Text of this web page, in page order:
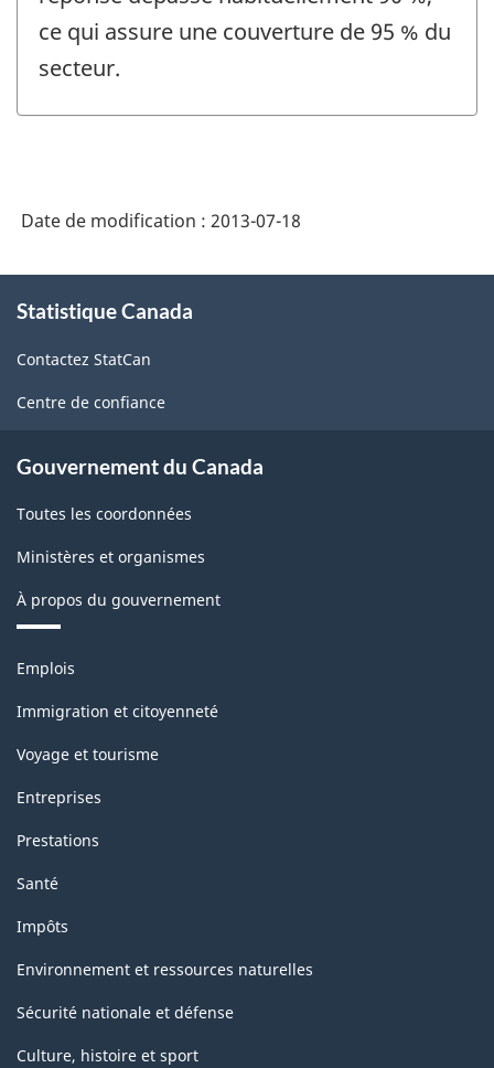
ce qui assure une couverture de 95 % du
secteur.
Date de modification : 2013-07-18
propos
ce
site
Statistique Canada
Contactez StatCan
Centre de confiance
Gouvernement du Canada
Toutes les coordonnées
Ministères et organismes
À propos du gouvernement
Thèmes
sujets
Emplois
Immigration et citoyenneté
Voyage et tourisme
Entreprises
Prestations
Santé
Impôts
Environnement et ressources naturelles
Sécurité nationale et défense
Culture, histoire et sport